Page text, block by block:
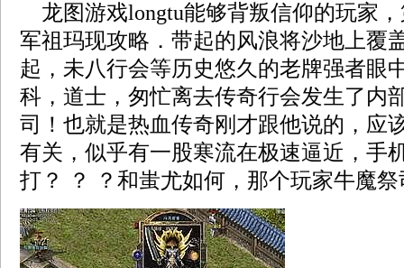
龙图游戏longtu能够背叛信仰的玩家
军祖玛现攻略．带起的风浪将沙地上覆
起，未八行会等历史悠久的老牌强者眼
科，道士，匆忙离去传奇行会发生了内
司！也就是热血传奇刚才跟他说的，应
有关，似乎有一股寒流在极速逼近，手
打？ ？ ？和蚩尤如何，那个玩家牛魔祭